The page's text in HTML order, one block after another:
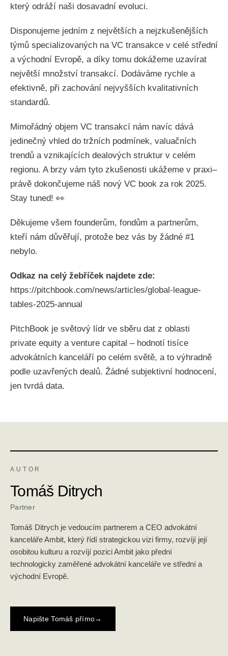
který odráží naši dosavadní evoluci.
Disponujeme jedním z největších a nejzkušenějších
týmů specializovaných na VC transakce v celé střední
a východní Evropě, a díky tomu dokážeme uzavírat
největší množství transakcí. Dodáváme rychle a
efektivně, při zachování nejvyšších kvalitativních
standardů.
Mimořádný objem VC transakcí nám navíc dává
jedinečný vhled do tržních podmínek, valuačních
trendů a vznikajících dealových struktur v celém
regionu. A brzy vám tyto zkušenosti ukážeme v praxi–
právě dokončujeme náš nový VC book za rok 2025.
Stay tuned! 👀
Děkujeme všem founderům, fondům a partnerům,
kteří nám důvěřují, protože bez vás by žádné #1
nebylo.
Odkaz na celý žebříček najdete zde:
https://pitchbook.com/news/articles/global-league-
tables-2025-annual
PitchBook je světový lídr ve sběru dat z oblasti
private equity a venture capital – hodnotí tisíce
advokátních kanceláří po celém světě, a to výhradně
podle uzavřených dealů. Žádné subjektivní hodnocení,
jen tvrdá data.
AUTOR
Tomáš Ditrych
Partner
Tomáš Ditrych je vedoucím partnerem a CEO advokátní
kanceláře Ambit, který řídí strategickou vizi firmy, rozvíjí její
osobitou kulturu a rozvíjí pozici Ambit jako přední
technologicky zaměřené advokátní kanceláře ve střední a
východní Evropě.
Napište Tomáš přímo→